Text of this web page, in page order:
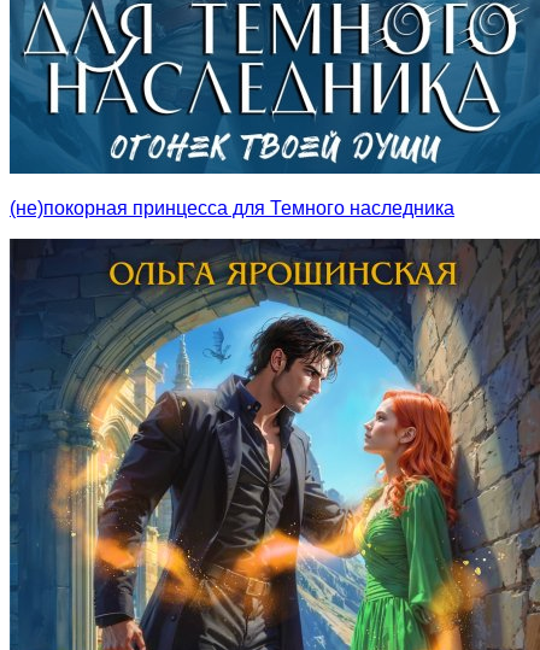
(не)покорная принцесса для Темного наследника